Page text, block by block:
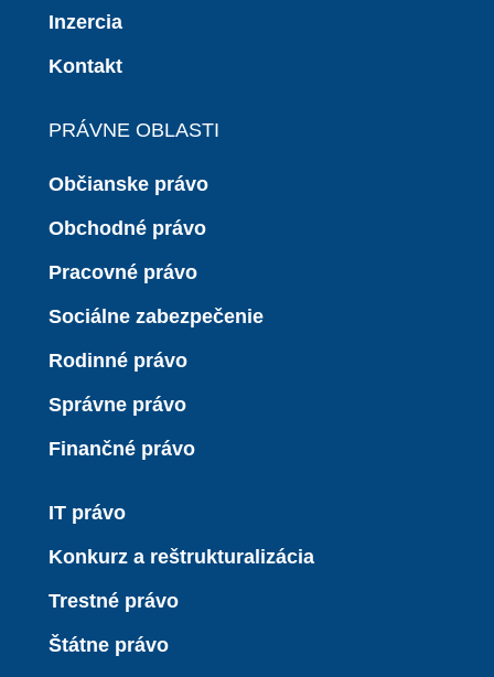
Inzercia
Kontakt
PRÁVNE OBLASTI
Občianske právo
Obchodné právo
Pracovné právo
Sociálne zabezpečenie
Rodinné právo
Správne právo
Finančné právo
IT právo
Konkurz a reštrukturalizácia
Trestné právo
Štátne právo